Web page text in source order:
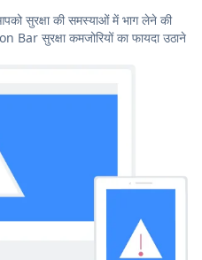
सुरक्षा की समस्याओं में भाग लेने की
सुरक्षा कमजोरियों का फायदा उठाने